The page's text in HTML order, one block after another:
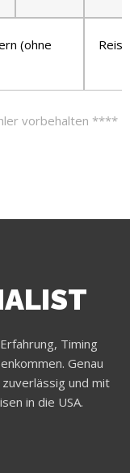
(ohne
vorbehalten ****
Timing
Genau
und mit
in die USA.